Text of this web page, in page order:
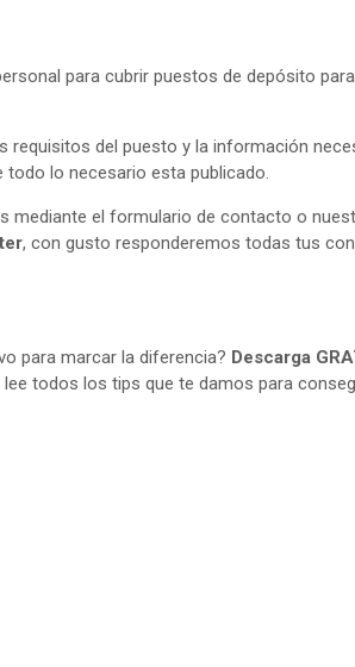
para cubrir puestos de depósito
del puesto y la información
todo lo necesario esta publicado.
mediante el formulario de contacto o
, con gusto responderemos todas tus
para marcar la diferencia? Descarga
lee todos los tips que te damos para